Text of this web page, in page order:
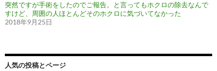
突然ですが手術をしたのでご報告。と言ってもホクロの除去なんで
すけど、周囲の人ほとんどそのホクロに気づいてなかった
2018年9月25日
人気の投稿とページ